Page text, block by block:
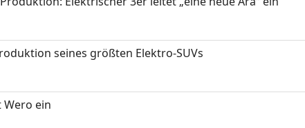
seines größten Elektro-SUVs
ein